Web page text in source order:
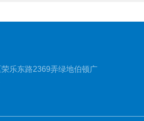
荣乐东路2369弄绿地伯顿广